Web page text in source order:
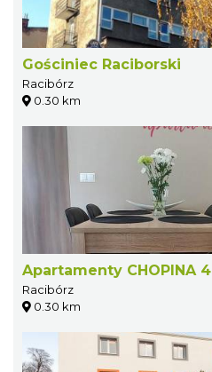
Gościniec Raciborski
Racibórz
0.30 km
Apartamenty CHOPINA 4
Racibórz
0.30 km